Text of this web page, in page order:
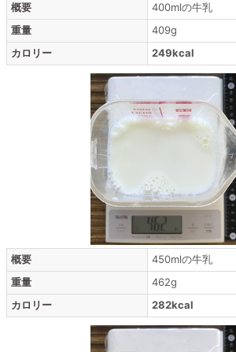
概要
400mlの牛乳
重量
409g
カロリー
249kcal
概要
450mlの牛乳
重量
462g
カロリー
282kcal